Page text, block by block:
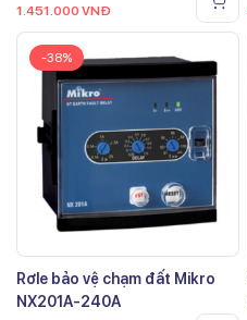
1.451.000 VNĐ
-38%
Rơle bảo vệ chạm đất Mikro
NX201A-240A